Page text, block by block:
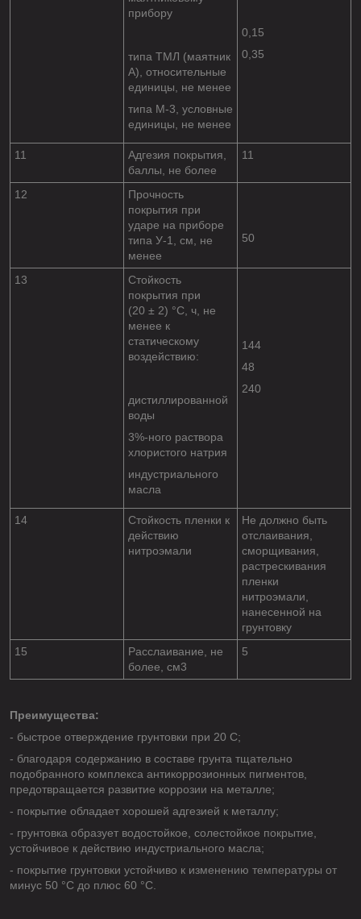
прибору
типа ТМЛ (маятник
А), относительные
единицы, не менее
типа М-3, условные
единицы, не менее
0,15
0,35
11
Адгезия покрытия,
баллы, не более
11
12
Прочность
покрытия при
ударе на приборе
типа У-1, см, не
менее
50
13
Стойкость
покрытия при
(20 ± 2) °С, ч, не
менее к
статическому
воздействию:
дистиллированной
воды
3%-ного раствора
хлористого натрия
индустриального
масла
144
48
240
14
Стойкость пленки к
действию
нитроэмали
Не должно быть
отслаивания,
сморщивания,
растрескивания
пленки
нитроэмали,
нанесенной на
грунтовку
15
Расслаивание, не
более, см3
5
Преимущества:
- быстрое отверждение грунтовки при 20 С;
- благодаря содержанию в составе грунта тщательно
подобранного комплекса антикоррозионных пигментов,
предотвращается развитие коррозии на металле;
- покрытие обладает хорошей адгезией к металлу;
- грунтовка образует водостойкое, солестойкое покрытие,
устойчивое к действию индустриального масла;
- покрытие грунтовки устойчиво к изменению температуры от
минус 50 °С до плюс 60 °С.